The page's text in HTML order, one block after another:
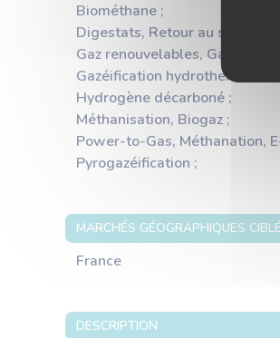
Biométhane ;
Digestats, Retour au sol,
Gaz renouvelables, Gaz verts ;
Gazéification hydrothermale ;
Hydrogène décarboné ;
Méthanisation, Biogaz ;
Power-to-Gas, Méthanation,
Pyrogazéification ;
MARCHÉS GÉOGRAPHIQUES
France
DESCRIPTION